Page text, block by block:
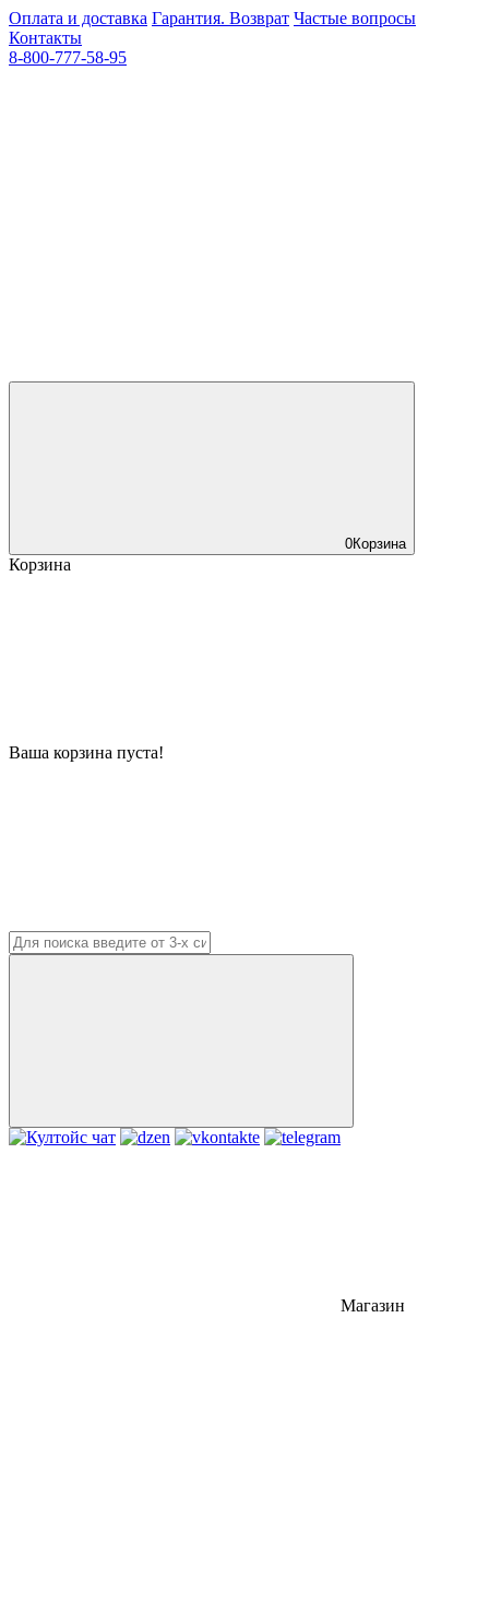
Оплата и доставка Гарантия. Возврат Частые вопросы
Контакты
8-800-777-58-95
0Корзина
Корзина
Ваша корзина пуста!
Магазин